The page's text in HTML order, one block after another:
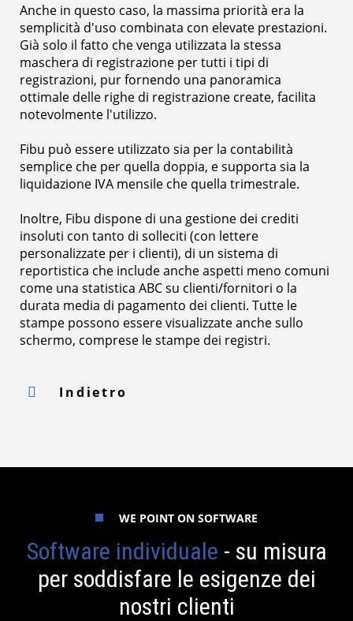
Anche in questo caso, la massima priorità era la
semplicità d'uso combinata con elevate prestazioni.
Già solo il fatto che venga utilizzata la stessa
maschera di registrazione per tutti i tipi di
registrazioni, pur fornendo una panoramica
ottimale delle righe di registrazione create, facilita
notevolmente l'utilizzo.
Fibu può essere utilizzato sia per la contabilità
semplice che per quella doppia, e supporta sia la
liquidazione IVA mensile che quella trimestrale.
Inoltre, Fibu dispone di una gestione dei crediti
insoluti con tanto di solleciti (con lettere
personalizzate per i clienti), di un sistema di
reportistica che include anche aspetti meno comuni
come una statistica ABC su clienti/fornitori o la
durata media di pagamento dei clienti. Tutte le
stampe possono essere visualizzate anche sullo
schermo, comprese le stampe dei registri.
Indietro
WE POINT ON SOFTWARE
Software individuale - su misura
per soddisfare le esigenze dei
nostri clienti